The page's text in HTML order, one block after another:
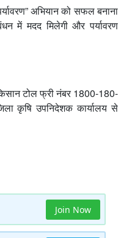
अभियान को सफल बनाना
में मदद मिलेगी और पर्यावरण
टोल फ्री नंबर 1800-180-
कृषि उपनिदेशक कार्यालय से
Join Now